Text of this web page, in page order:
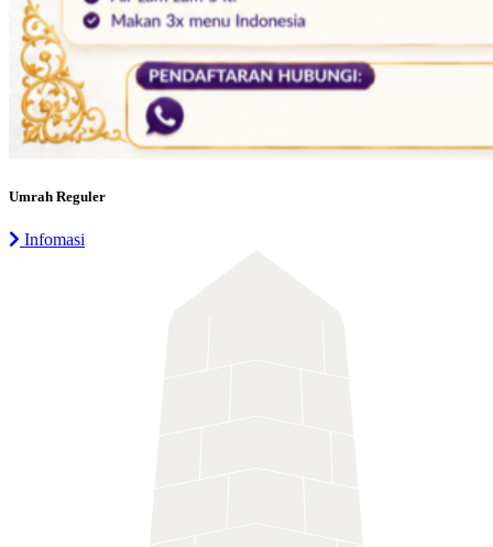
Umrah Reguler
Infomasi